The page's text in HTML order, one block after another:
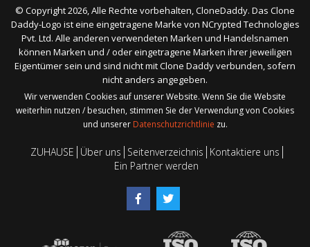
© Copyright 2026, Alle Rechte vorbehalten, CloneDaddy. Das Clone
Daddy-Logo ist eine eingetragene Marke von NCrypted Technologies
Pvt. Ltd. Alle anderen verwendeten Marken und Handelsnamen
können Marken und / oder eingetragene Marken ihrer jeweiligen
Eigentümer sein und sind nicht mit Clone Daddy verbunden, sofern
nicht anders angegeben.
Wir verwenden Cookies auf unserer Website. Wenn Sie die Website
weiterhin nutzen / besuchen, stimmen Sie der Verwendung von Cookies
und unserer Datenschutzrichtlinie zu.
ZUHAUSE Über uns Seitenverzeichnis Kontaktiere uns
Ein Partner werden